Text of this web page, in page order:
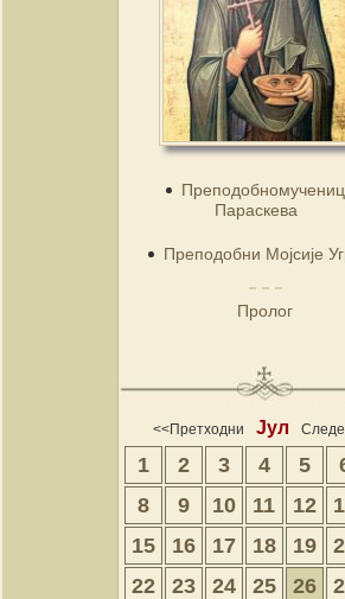
Параскева
Преподобни Мојсије
Пролог
<<Претходни Јул
1 2 3 4 5
8
9 10 11 12
15
16 17 18 19
22
23 24 25 26